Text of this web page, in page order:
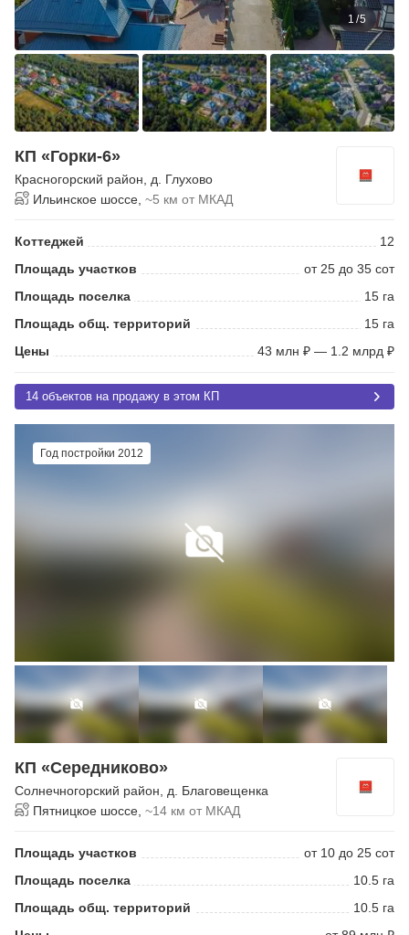
1/5
КП «Горки-6»
Красногорский район
д. Глухово
Ильинское шоссе, ~5 км от МКАД
Коттеджей
12
Площадь участков
от 25 до 35 сот
Площадь поселка
15 га
Площадь общ. территорий
15 га
Цены
43 млн ₽ — 1.2 млрд ₽
14 объектов на продажу в этом КП
Год постройки 2012
КП «Середниково»
Солнечногорский район
д. Благовещенка
Пятницкое шоссе, ~14 км от МКАД
Площадь участков
от 10 до 25 сот
Площадь поселка
10.5 га
Площадь общ. территорий
10.5 га